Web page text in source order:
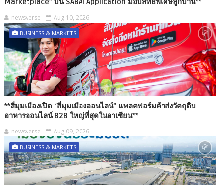
newsverse Aug 10, 2026
BUSINESS & MARKETS
**สี่มุมเมืองเปิด “สี่มุมเมืองออนไลน์” แพลตฟอร์มค้าส่งวัตถุดิบ
อาหารออนไลน์ B2B ใหญ่ที่สุดในอาเซียน**
newsverse Aug 09, 2026
BUSINESS & MARKETS